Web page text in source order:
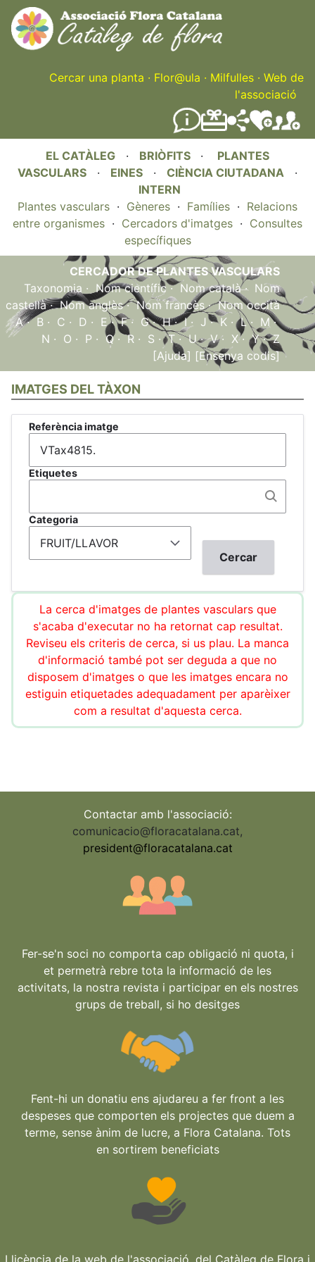
Skip
to
main
content
Cercar una planta · Flor@ula · Milfulles · Web de
l'associació
EL CATÀLEG · BRIÒFITS · PLANTES
VASCULARS · EINES · CIÈNCIA CIUTADANA ·
INTERN
Plantes vasculars · Gèneres · Famílies · Relacions
entre organismes · Cercadors d'imatges · Consultes
específiques
CERCADOR DE PLANTES VASCULARS
Taxonomia · Nom científic·Nom català· Nom
castellà·Nom anglès·Nom francès·Nom occità
A·B · C · D · E·F· G·H·I· J ·K ·L· M·
N · O · P · Q·R · S ·T ·U·V· X·Y·Z
[Ajuda] [Ensenya codis]
IMATGES DEL TÀXON
Referència imatge
Etiquetes
Categoria
La cerca d'imatges de plantes vasculars que
s'acaba d'executar no ha retornat cap resultat.
Reviseu els criteris de cerca, si us plau. La manca
d'informació també pot ser deguda a que no
disposem d'imatges o que les imatges encara no
estiguin etiquetades adequadament per aparèixer
com a resultat d'aquesta cerca.
Contactar amb l'associació:
comunicacio@floracatalana.cat,
president@floracatalana.cat
Fer-se'n soci no comporta cap obligació ni quota, i
et permetrà rebre tota la informació de les
activitats, la nostra revista i participar en els nostres
grups de treball, si ho desitges
Fent-hi un donatiu ens ajudareu a fer front a les
despeses que comporten els projectes que duem a
terme, sense ànim de lucre, a Flora Catalana. Tots
en sortirem beneficiats
Llicència de la web de l'associació, del Catàleg de Flora i